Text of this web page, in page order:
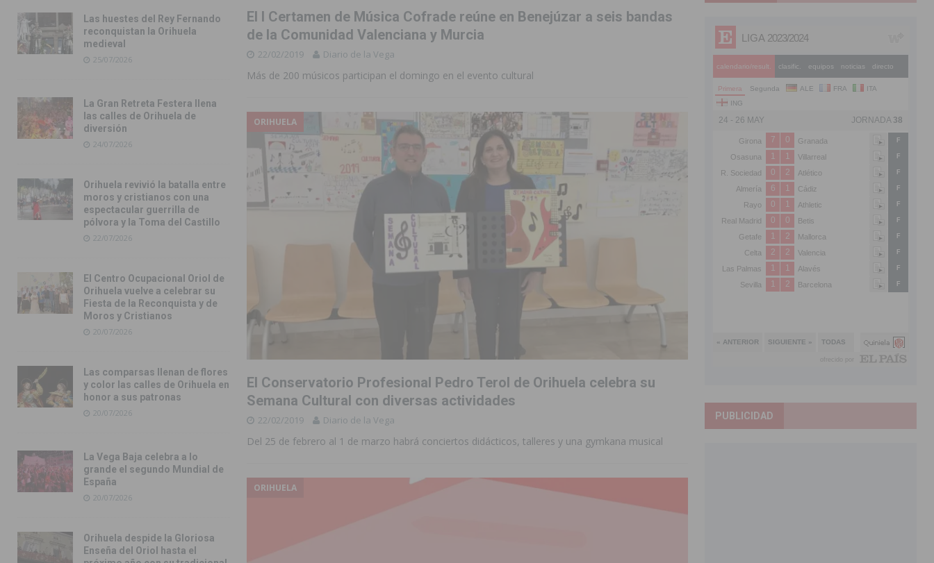
El I Certamen de Música Cofrade reúne en Benejúzar a seis bandas
de la Comunidad Valenciana y Murcia
22/02/2019 Diario de la Vega
Más de 200 músicos participan el domingo en el evento cultural
ORIHUELA
El Conservatorio Profesional Pedro Terol de Orihuela celebra su
Semana Cultural con diversas actividades
22/02/2019 Diario de la Vega
Del 25 de febrero al 1 de marzo habrá conciertos didácticos, talleres y una gymkana musical
ORIHUELA
Las huestes del Rey Fernando
reconquistan la Orihuela
medieval
25/07/2026
La Gran Retreta Festera llena
las calles de Orihuela de
diversión
24/07/2026
Orihuela revivió la batalla entre
moros y cristianos con una
espectacular guerrilla de
pólvora y la Toma del Castillo
22/07/2026
El Centro Ocupacional Oriol de
Orihuela vuelve a celebrar su
Fiesta de la Reconquista y de
Moros y Cristianos
20/07/2026
Las comparsas llenan de flores
y color las calles de Orihuela en
honor a sus patronas
20/07/2026
La Vega Baja celebra a lo
grande el segundo Mundial de
España
20/07/2026
Orihuela despide la Gloriosa
Enseña del Oriol hasta el
PUBLICIDAD